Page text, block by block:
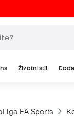
Životni stil
EA Sports